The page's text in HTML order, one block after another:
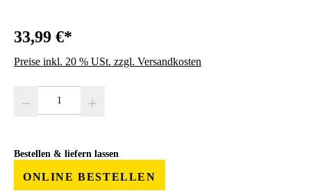
33,99 €*
Preise inkl. 20 % USt. zzgl. Versandkosten
Bestellen & liefern lassen
ONLINE BESTELLEN